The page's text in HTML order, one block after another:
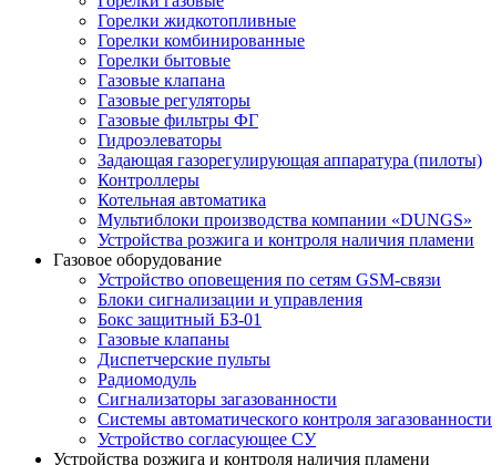
Горелки жидкотопливные
Горелки комбинированные
Горелки бытовые
Газовые клапана
Газовые регуляторы
Газовые фильтры ФГ
Гидроэлеваторы
Задающая газорегулирующая аппаратура (пилоты)
Контроллеры
Котельная автоматика
Мультиблоки производства компании «DUNGS»
Устройства розжига и контроля наличия пламени
Газовое оборудование
Устройство оповещения по сетям GSM-связи
Блоки сигнализации и управления
Бокс защитный БЗ-01
Газовые клапаны
Диспетчерские пульты
Радиомодуль
Сигнализаторы загазованности
Системы автоматического контроля загазованности
Устройство согласующее СУ
Устройства розжига и контроля наличия пламени